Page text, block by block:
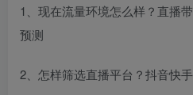
1、现在流量环境怎么样？直播
预测
2、怎样筛选直播平台？抖音快